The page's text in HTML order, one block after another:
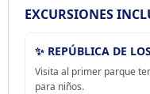
EXCURSIONES
✨ REPÚBLICA DE
Visita al primer parque
para niños.